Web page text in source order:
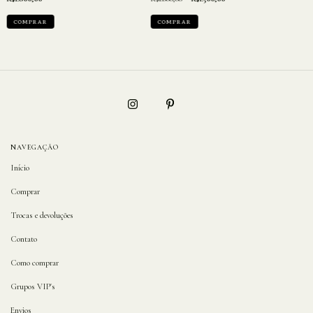
NAVEGAÇÃO
Início
Comprar
Trocas e devoluções
Contato
Como comprar
Grupos VIP's
Envios